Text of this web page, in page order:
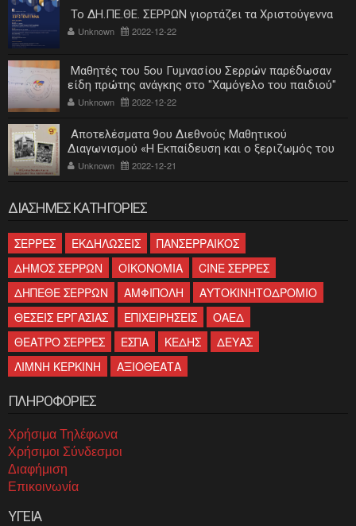
Το ΔΗ.ΠΕ.ΘΕ. ΣΕΡΡΩΝ γιορτάζει τα Χριστούγεννα
Unknown 2022-12-22
Μαθητές του 5ου Γυμνασίου Σερρών παρέδωσαν
είδη πρώτης ανάγκης στο "Χαμόγελο του παιδιού"
Unknown 2022-12-22
Αποτελέσματα 9ου Διεθνούς Μαθητικού
Διαγωνισμού «Η Εκπαίδευση και ο ξεριζωμός του
ελληνισμού»
Unknown 2022-12-21
ΔΙΑΣΗΜΕΣ ΚΑΤΗΓΟΡΙΕΣ
ΣΕΡΡΕΣ ΕΚΔΗΛΩΣΕΙΣ
ΠΑΝΣΕΡΡΑΙΚΟΣ
ΔΗΜΟΣ ΣΕΡΡΩΝ
ΟΙΚΟΝΟΜΙΑ
CINE ΣΕΡΡΕΣ
ΔΗΠΕΘΕ ΣΕΡΡΩΝ
ΑΜΦΙΠΟΛΗ
ΑΥΤΟΚΙΝΗΤΟΔΡΟΜΙΟ
ΘΕΣΕΙΣ ΕΡΓΑΣΙΑΣ
ΕΠΙΧΕΙΡΗΣΕΙΣ
ΟΑΕΔ
ΘΕΑΤΡΟ ΣΕΡΡΕΣ
ΕΣΠΑ ΚΕΔΗΣ
ΔΕΥΑΣ
ΛΙΜΝΗ ΚΕΡΚΙΝΗ
ΑΞΙΟΘΕΑΤΑ
ΠΛΗΡΟΦΟΡΙΕΣ
Χρήσιμα Τηλέφωνα
Χρήσιμοι Σύνδεσμοι
Διαφήμιση
Επικοινωνία
ΥΓΕΙΑ